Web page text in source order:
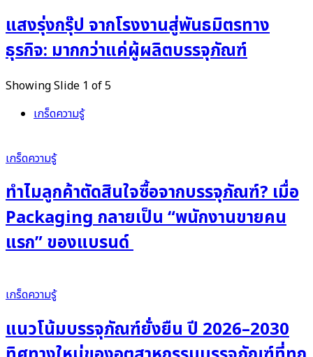
แสงรุ่งกรุ๊ป จากโรงงานสู่พันธมิตรทาง
ธุรกิจ: มากกว่าแค่ผู้ผลิตบรรจุภัณฑ์
Showing Slide 1 of 5
เกร็ดความรู้
เกร็ดความรู้
ทำไมลูกค้าตัดสินใจซื้อจากบรรจุภัณฑ์? เมื่อ
Packaging กลายเป็น “พนักงานขายคน
แรก” ของแบรนด์
เกร็ดความรู้
แนวโน้มบรรจุภัณฑ์ยั่งยืน ปี 2026–2030